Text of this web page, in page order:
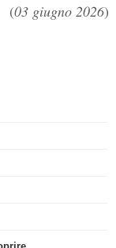
(03 giugno 2026)